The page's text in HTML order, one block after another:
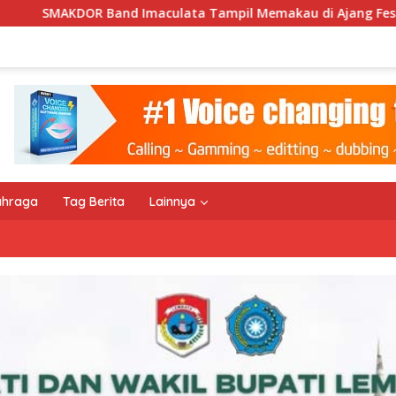
Tampil Memakau di Ajang Festival Bale Nagi
Tag Berita Lainnya